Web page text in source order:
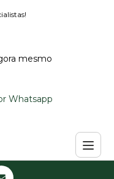
mesmo
Whatsapp